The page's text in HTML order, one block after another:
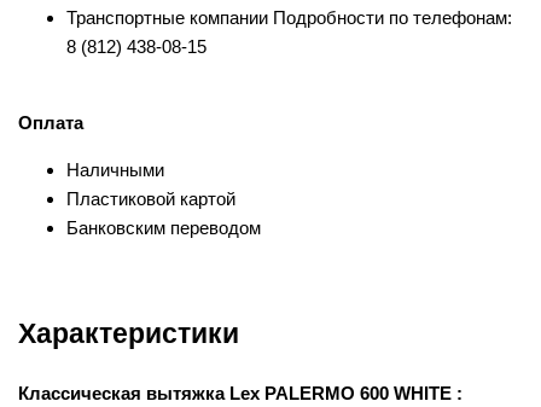
Транспортные компании Подробности по телефонам:
8 (812) 438-08-15
Оплата
Наличными
Пластиковой картой
Банковским переводом
Характеристики
Классическая вытяжка Lex PALERMO 600 WHITE :